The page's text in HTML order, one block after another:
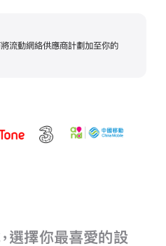
流動網絡供應商計劃加至你的
選擇你最喜愛的設